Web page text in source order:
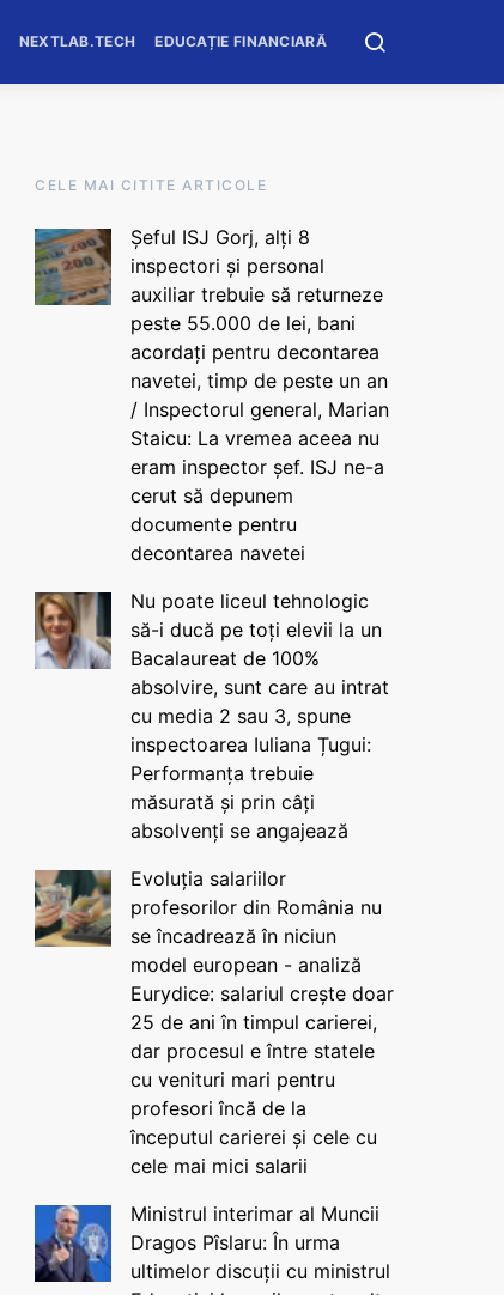
NEXTLAB.TECH EDUCAȚIE FINANCIARĂ
CELE MAI CITITE ARTICOLE
Șeful ISJ Gorj, alți 8
inspectori și personal
auxiliar trebuie să returneze
peste 55.000 de lei, bani
acordați pentru decontarea
navetei, timp de peste un an
/ Inspectorul general, Marian
Staicu: La vremea aceea nu
eram inspector șef. ISJ ne-a
cerut să depunem
documente pentru
decontarea navetei
Nu poate liceul tehnologic
să-i ducă pe toți elevii la un
Bacalaureat de 100%
absolvire, sunt care au intrat
cu media 2 sau 3, spune
inspectoarea Iuliana Țugui:
Performanța trebuie
măsurată și prin câți
absolvenți se angajează
Evoluția salariilor
profesorilor din România nu
se încadrează în niciun
model european - analiză
Eurydice: salariul crește doar
25 de ani în timpul carierei,
dar procesul e între statele
cu venituri mari pentru
profesori încă de la
începutul carierei și cele cu
cele mai mici salarii
Ministrul interimar al Muncii
Dragos Pîslaru: În urma
ultimelor discuții cu ministrul